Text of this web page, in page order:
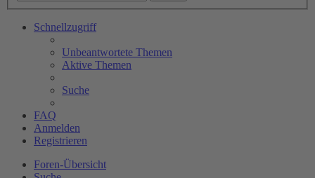
Schnellzugriff
Unbeantwortete Themen
Aktive Themen
Suche
FAQ
Anmelden
Registrieren
Foren-Übersicht